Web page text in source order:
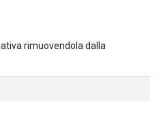
rimuovendola dalla